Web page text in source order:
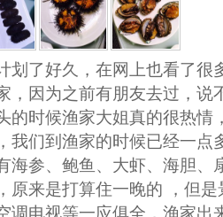
划了好久，在网上也看了很
，因为之前有朋友去过，说
的时候渔家大姐真的很热情
我们到渔家的时候已经一点
海参、鲍鱼、大虾、海胆、
原来是打算住一晚的 ，但
调电视等一应俱全，渔家出